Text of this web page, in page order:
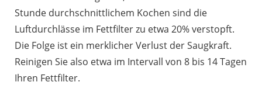
Stunde durchschnittlichem Kochen sind die
Luftdurchlässe im Fettfilter zu etwa 20% verstopft.
Die Folge ist ein merklicher Verlust der Saugkraft.
Reinigen Sie also etwa im Intervall von 8 bis 14 Tagen
Ihren Fettfilter.